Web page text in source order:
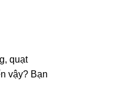
quạt
vậy? Bạn